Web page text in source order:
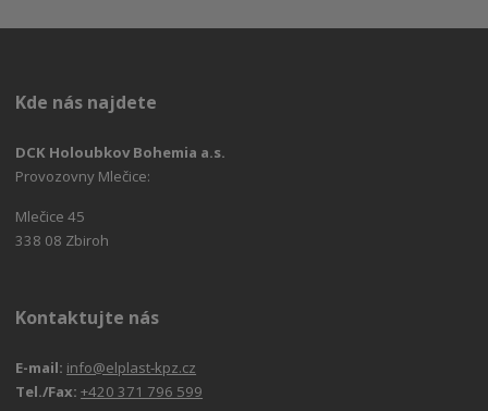
Kde nás najdete
DCK Holoubkov Bohemia a.s.
Provozovny Mlečice:
Mlečice 45
338 08 Zbiroh
Kontaktujte nás
E-mail: info@elplast-kpz.cz
Tel./Fax:+420 371 796 599